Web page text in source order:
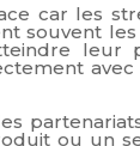
car les
souvent
leur
ou un